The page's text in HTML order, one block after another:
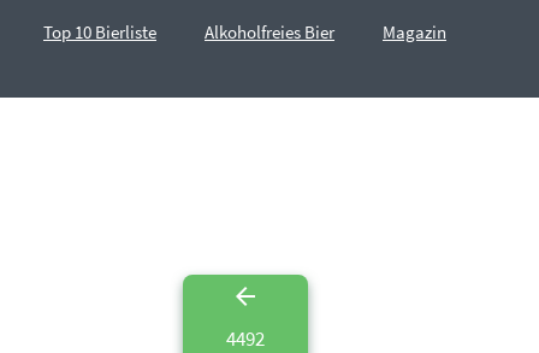
Top 10 Bierliste Alkoholfreies Bier Magazin
4492